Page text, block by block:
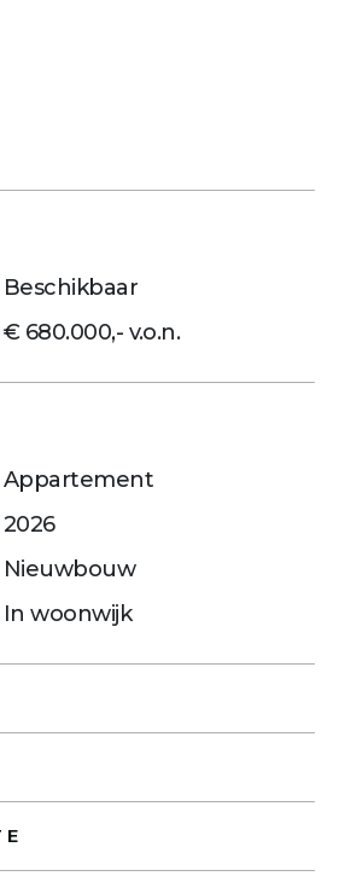
Beschikbaar
€ 680.000,- v.o.n.
Appartement
2026
Nieuwbouw
In woonwijk